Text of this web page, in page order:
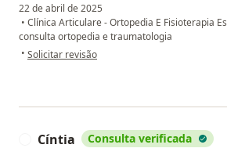
22 de abril de 2025
• Clínica Articulare - Ortopedia E Fisioterapia
consulta ortopedia e traumatologia
• na opinião do utilizador J.H
Solicitar revisão
Cíntia Consulta verificada